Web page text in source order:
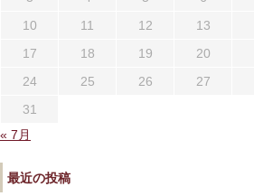
10
11 12 13
17
18 19 20
24
25 26 27
31
« 7月
最近の投稿